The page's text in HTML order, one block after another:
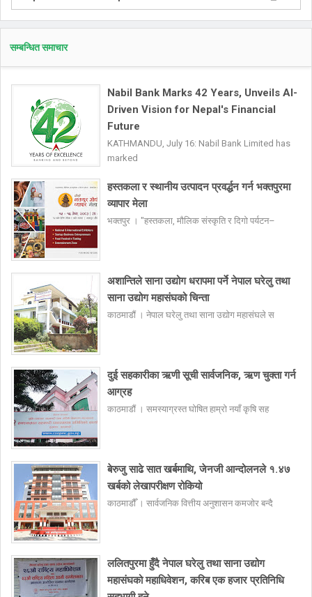
सम्बन्धित समाचार
Nabil Bank Marks 42 Years, Unveils AI-
Driven Vision for Nepal's Financial
Future
KATHMANDU, July 16: Nabil Bank Limited has
marked
हस्तकला र स्थानीय उत्पादन प्रवर्द्धन गर्न भक्तपुरमा
व्यापार मेला
भक्तपुर । "हस्तकला, मौलिक संस्कृति र दिगो पर्यटन–
अशान्तिले साना उद्योग धरापमा पर्ने नेपाल घरेलु तथा
साना उद्योग महासंघको चिन्ता
काठमाडौं । नेपाल घरेलु तथा साना उद्योग महासंघले स
दुई सहकारीका ऋणी सूची सार्वजनिक, ऋण चुक्ता गर्न
आग्रह
काठमाडौं । समस्याग्रस्त घोषित हाम्रो नयाँ कृषि सह
बेरुजु साढे सात खर्बमाथि, जेनजी आन्दोलनले १.४७
खर्बको लेखापरीक्षण रोकियो
काठमाडौँ । सार्वजनिक वित्तीय अनुशासन कमजोर बन्दै
ललितपुरमा हुँदै नेपाल घरेलु तथा साना उद्योग
महासंघको महाधिवेशन, करिब एक हजार प्रतिनिधि